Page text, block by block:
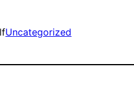
Uncategorized